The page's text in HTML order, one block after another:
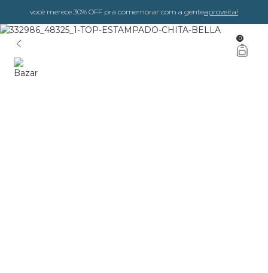
você merece 30% OFF pra comemorar com a genteaproveita!
0